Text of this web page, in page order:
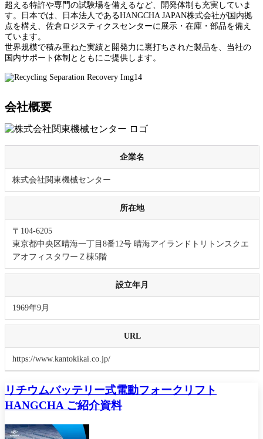
超える特許や専門の試験場を備えるなど、開発体制も充実していま
す。日本では、日本法人であるHANGCHA JAPAN株式会社が国内拠
点を構え、佐倉ロジスティクスセンターに展示・在庫・部品を備え
ています。
世界規模で積み重ねた実績と開発力に裏打ちされた製品を、当社の
国内サポート体制とともにご提供します。
会社概要
企業名
株式会社関東機械センター
所在地
〒104-6205
東京都中央区晴海一丁目8番12号 晴海アイランドトリトンスクエ
アオフィスタワーＺ棟5階
設立年月
1969年9月
URL
https://www.kantokikai.co.jp/
リチウムバッテリー式電動フォークリフト
HANGCHA ご紹介資料